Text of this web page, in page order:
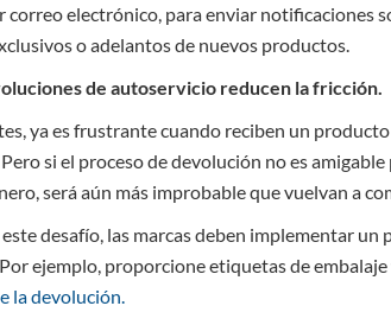
correo electrónico, para enviar notificaciones
o adelantos de nuevos productos.
de autoservicio reducen la fricción.
ya es frustrante cuando reciben un
si el proceso de devolución no es
será aún más improbable que vuelvan a
desafío, las marcas deben implementar un
ejemplo, proporcione etiquetas de
la devolución.